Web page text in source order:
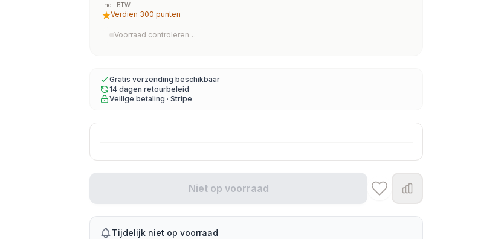
Incl. BTW
Verdien 300 punten
Voorraad controleren…
Gratis verzending beschikbaar
14 dagen retourbeleid
Veilige betaling · Stripe
Niet op voorraad
Tijdelijk niet op voorraad